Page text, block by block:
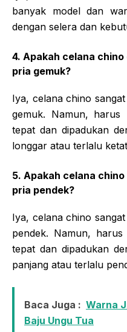
banyak model dan
dengan selera dan
4. Apakah celana
pria gemuk?
Iya, celana chino
gemuk. Namun, harus
tepat dan dipadukan
longgar atau terlalu
5. Apakah celana
pria pendek?
Iya, celana chino
pendek. Namun,
tepat dan dipadukan
panjang atau terlalu
Baca Juga : Warna
Baju Ungu Tua